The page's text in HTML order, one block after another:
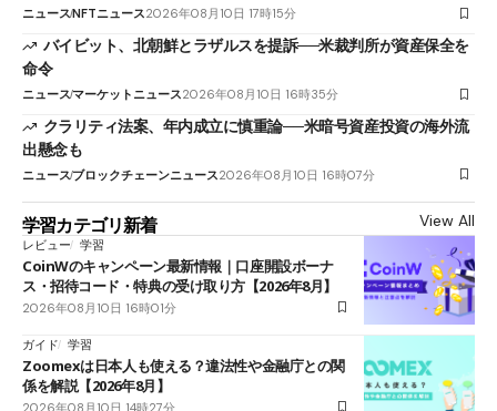
ニュースNFTニュース2026年08月10日 17時15分
バイビット、北朝鮮とラザルスを提訴──米裁判所が資産保全を
命令
ニュースマーケットニュース2026年08月10日 16時35分
クラリティ法案、年内成立に慎重論──米暗号資産投資の海外流
出懸念も
ニュースブロックチェーンニュース2026年08月10日 16時07分
学習カテゴリ新着 View All
レビュー 学習
CoinWのキャンペーン最新情報｜口座開設ボーナ
ス・招待コード・特典の受け取り方【2026年8月】
2026年08月10日 16時01分
ガイド 学習
Zoomexは日本人も使える？違法性や金融庁との関
係を解説【2026年8月】
2026年08月10日 14時27分